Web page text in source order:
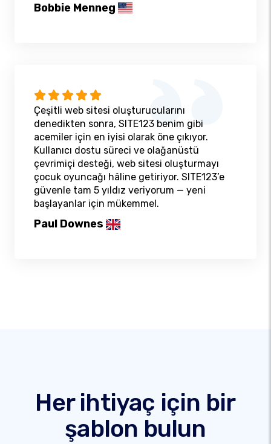
Bobbie Menneg
Çeşitli web sitesi oluşturucularını
denedikten sonra, SITE123 benim gibi
acemiler için en iyisi olarak öne çıkıyor.
Kullanıcı dostu süreci ve olağanüstü
çevrimiçi desteği, web sitesi oluşturmayı
çocuk oyuncağı hâline getiriyor. SITE123’e
güvenle tam 5 yıldız veriyorum — yeni
başlayanlar için mükemmel.
Paul Downes
Her ihtiyaç için bir
şablon bulun